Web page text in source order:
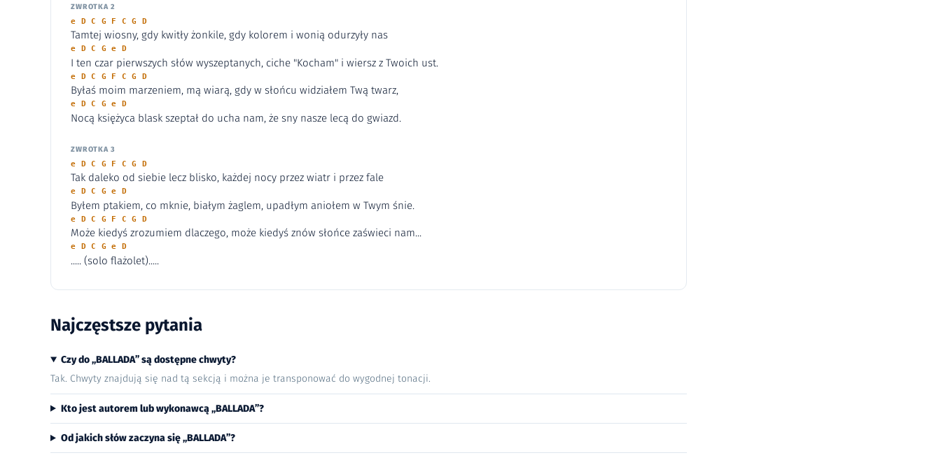
ZWROTKA 2
e D C G F C G D
Tamtej wiosny, gdy kwitły żonkile, gdy kolorem i wonią odurzyły nas
e D C G e D
I ten czar pierwszych słów wyszeptanych, ciche "Kocham" i wiersz z Twoich ust.
e D C G F C G D
Byłaś moim marzeniem, mą wiarą, gdy w słońcu widziałem Twą twarz,
e D C G e D
Nocą księżyca blask szeptał do ucha nam, że sny nasze lecą do gwiazd.
ZWROTKA 3
e D C G F C G D
Tak daleko od siebie lecz blisko, każdej nocy przez wiatr i przez fale
e D C G e D
Byłem ptakiem, co mknie, białym żaglem, upadłym aniołem w Twym śnie.
e D C G F C G D
Może kiedyś zrozumiem dlaczego, może kiedyś znów słońce zaświeci nam...
e D C G e D
..... (solo flażolet).....
Najczęstsze pytania
Czy do „BALLADA” są dostępne chwyty?
Tak. Chwyty znajdują się nad tą sekcją i można je transponować do wygodnej tonacji.
Kto jest autorem lub wykonawcą „BALLADA”?
Od jakich słów zaczyna się „BALLADA”?